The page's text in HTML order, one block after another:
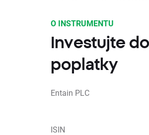
O INSTRUMENTU
Investujte
poplatky
Entain PLC
ISIN